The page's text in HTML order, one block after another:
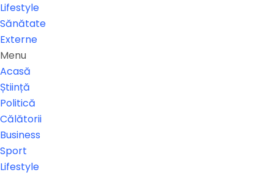
Lifestyle
Sănătate
Externe
Menu
Acasă
Știință
Politică
Călătorii
Business
Sport
Lifestyle